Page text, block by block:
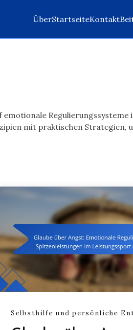
ÜberStartseiteKontakt
mit praktischen Strategien,
Selbsthilfe und persönliche